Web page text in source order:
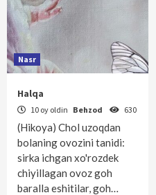
Nasr
Halqa
10 oy oldin Behzod 630
(Hikoya) Chol uzoqdan
bolaning ovozini tanidi:
sirka ichgan xo'rozdek
chiyillagan ovoz goh
baralla eshitilar, goh…